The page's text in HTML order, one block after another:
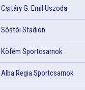
Csitáry G. Emil Uszoda
Sóstói Stadion
Köfém Sportcsarnok
Alba Regia Sportcsarnok